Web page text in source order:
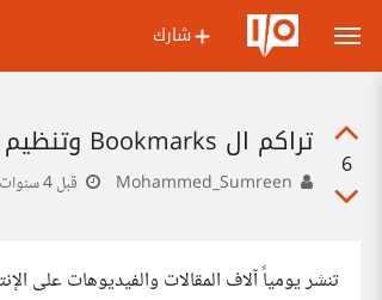
شارك
6
تراكم ال Bookmarks وتنظيم المعرفة..
قبل 4 سنوات
تنشر يومياً آلاف المقالات والفيديوهات على